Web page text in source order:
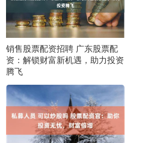
销售股票配资招聘 广东股票配
资：解锁财富新机遇，助力投资
腾飞